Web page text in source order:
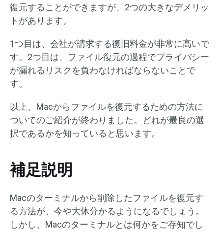
復元することができますが、2つの大きなデメリッ
トがあります。
1つ目は、会社が請求する復旧料金が非常に高いで
す。2つ目は、ファイル復元の過程でプライバシー
が漏れるリスクを負わなければならないことで
す。
以上、Macからファイルを復元するための方法に
ついてのご紹介が終わりました。どれが最良の選
択であるかを知っていると思います。
補足説明
Macのターミナルから削除したファイルを復元す
る方法が、今や大体分かるようになるでしょう。
しかし、Macのターミナルとは何かをご存知でし